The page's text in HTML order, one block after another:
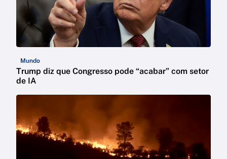
Mundo
Trump diz que Congresso pode “acabar” com setor
de IA